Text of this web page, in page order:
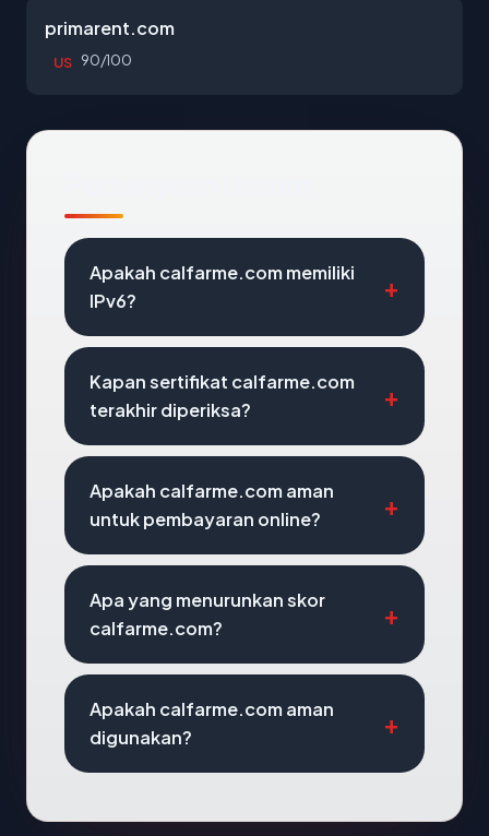
primarent.com
US 90/100
Apakah calfarme.com memiliki
IPv6?
Kapan sertifikat calfarme.com
terakhir diperiksa?
Apakah calfarme.com aman
untuk pembayaran online?
Apa yang menurunkan skor
calfarme.com?
Apakah calfarme.com aman
digunakan?